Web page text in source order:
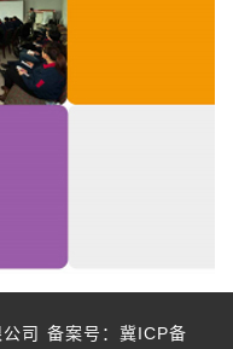
司 备案号： 冀ICP备